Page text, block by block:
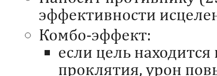
эффективности
Комбо-эффект:
если цель
проклятия, урон